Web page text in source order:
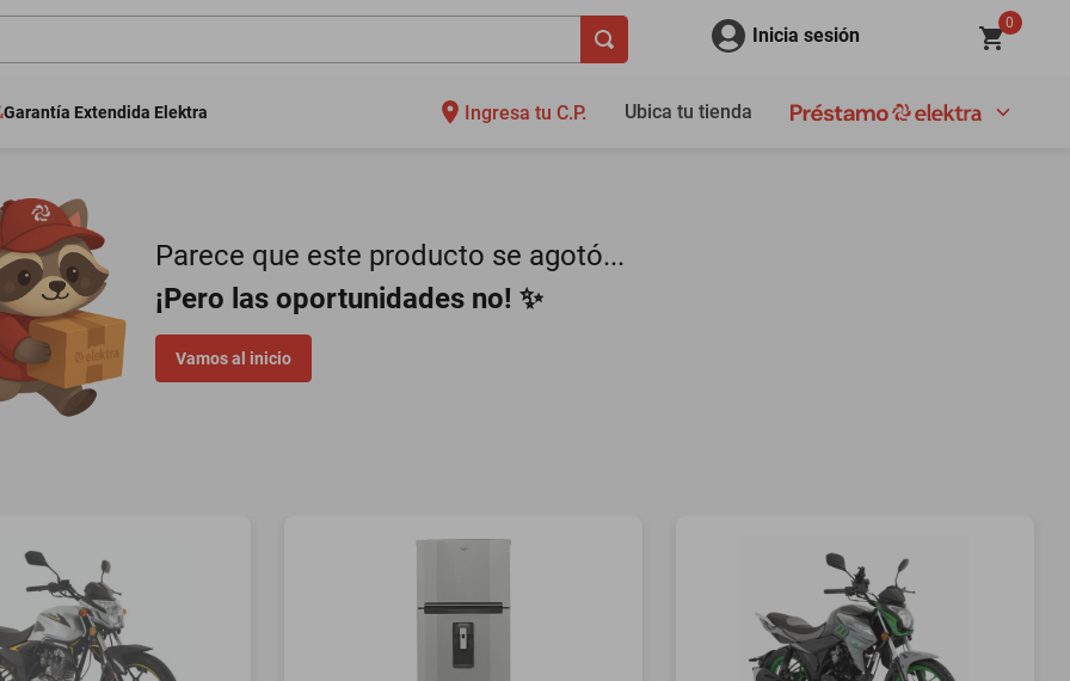
Inicia sesión
0
Garantía Extendida Elektra Ingresa tu C.P. Ubica tu tienda
Parece que este producto se agotó...
¡Pero las oportunidades no! ✨
Vamos al inicio